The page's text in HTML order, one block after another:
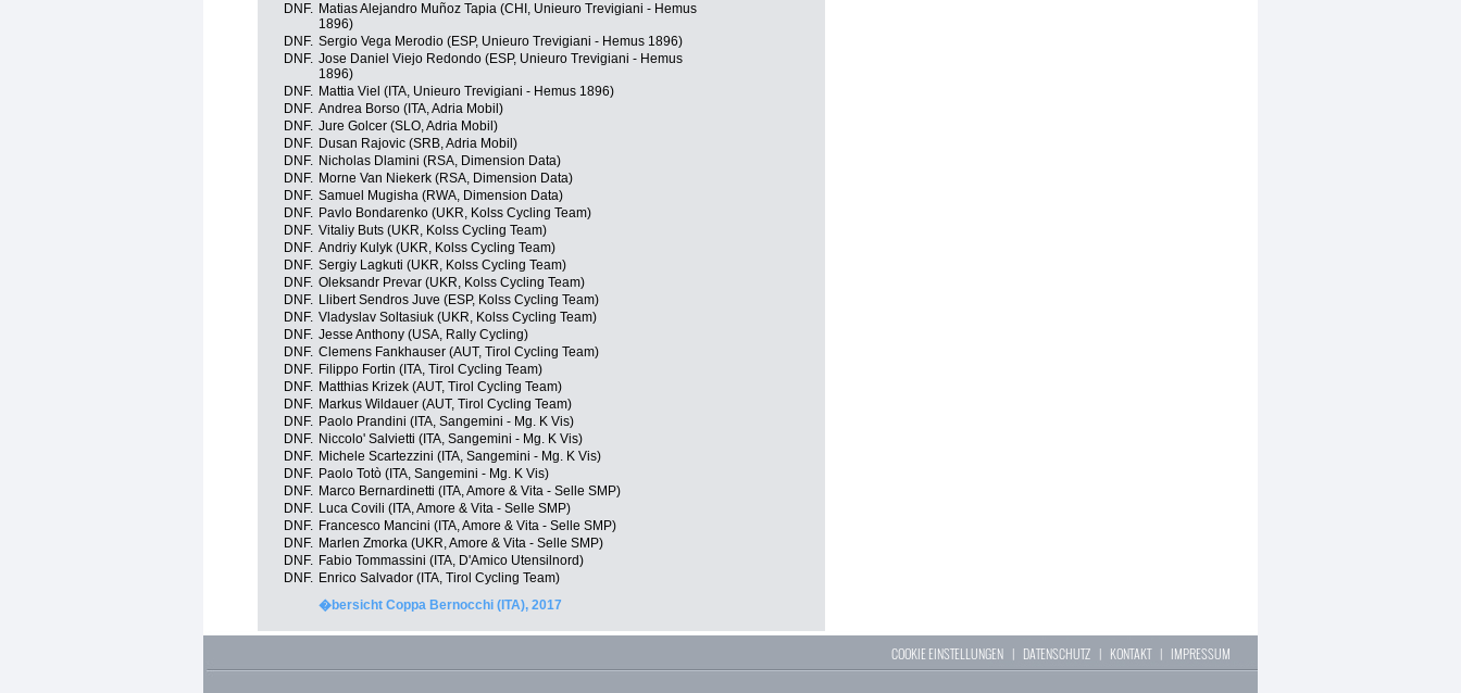
DNF. Matias Alejandro Muñoz Tapia (CHI, Unieuro Trevigiani - Hemus
1896)
DNF. Sergio Vega Merodio (ESP, Unieuro Trevigiani - Hemus 1896)
DNF. Jose Daniel Viejo Redondo (ESP, Unieuro Trevigiani - Hemus
1896)
DNF. Mattia Viel (ITA, Unieuro Trevigiani - Hemus 1896)
DNF. Andrea Borso (ITA, Adria Mobil)
DNF. Jure Golcer (SLO, Adria Mobil)
DNF. Dusan Rajovic (SRB, Adria Mobil)
DNF. Nicholas Dlamini (RSA, Dimension Data)
DNF. Morne Van Niekerk (RSA, Dimension Data)
DNF. Samuel Mugisha (RWA, Dimension Data)
DNF. Pavlo Bondarenko (UKR, Kolss Cycling Team)
DNF. Vitaliy Buts (UKR, Kolss Cycling Team)
DNF. Andriy Kulyk (UKR, Kolss Cycling Team)
DNF. Sergiy Lagkuti (UKR, Kolss Cycling Team)
DNF. Oleksandr Prevar (UKR, Kolss Cycling Team)
DNF. Llibert Sendros Juve (ESP, Kolss Cycling Team)
DNF. Vladyslav Soltasiuk (UKR, Kolss Cycling Team)
DNF. Jesse Anthony (USA, Rally Cycling)
DNF. Clemens Fankhauser (AUT, Tirol Cycling Team)
DNF. Filippo Fortin (ITA, Tirol Cycling Team)
DNF. Matthias Krizek (AUT, Tirol Cycling Team)
DNF. Markus Wildauer (AUT, Tirol Cycling Team)
DNF. Paolo Prandini (ITA, Sangemini - Mg. K Vis)
DNF. Niccolo' Salvietti (ITA, Sangemini - Mg. K Vis)
DNF. Michele Scartezzini (ITA, Sangemini - Mg. K Vis)
DNF. Paolo Totò (ITA, Sangemini - Mg. K Vis)
DNF. Marco Bernardinetti (ITA, Amore & Vita - Selle SMP)
DNF. Luca Covili (ITA, Amore & Vita - Selle SMP)
DNF. Francesco Mancini (ITA, Amore & Vita - Selle SMP)
DNF. Marlen Zmorka (UKR, Amore & Vita - Selle SMP)
DNF. Fabio Tommassini (ITA, D'Amico Utensilnord)
DNF. Enrico Salvador (ITA, Tirol Cycling Team)
�bersicht Coppa Bernocchi (ITA), 2017
COOKIE EINSTELLUNGEN | DATENSCHUTZ | KONTAKT| IMPRESSUM